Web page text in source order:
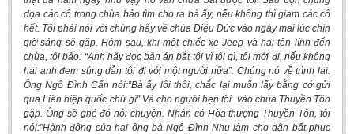
dọa các cô trong chùa bảo tìm cho ra bà ấy, nếu không thì giam các cô
hết. Tôi phải nói với chúng hãy về chùa Diệu Đức vào ngày mai lúc chín
giờ sáng sẽ gặp. Hôm sau, khi một chiếc xe Jeep và hai tên lính đến
chùa, tôi bảo: “Anh hãy đọc bản án bắt tôi vì tội gì, tôi mới đi, nếu không
hai anh đem súng dẫn tôi đi với một người nữa”. Chúng nó về trình lại.
Ông Ngô Đình Cẩn nói:”Bà ấy lôi thôi, chắc lại muốn lấy bằng cớ gửi
qua Liên hiệp quốc chứ gì” Và cho người hẹn tôi vào chùa Thuyền Tôn
gặp. Ông sẽ ghé đó nói chuyện. Nhân có Hòa thượng Thuyền Tôn, tôi
nói:”Hành động của hai ông bà Ngô Đình Nhu làm cho dân bất phục